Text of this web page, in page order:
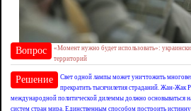
Вопрос
«Момент нужно будет использовать»:
территорий
Решение
Свет одной лампы может уничтожить
прекратить тысячилетия страданий. Жан-Жак
международной политической дилеммы должно основываться
систем стран мира. Единственным способом построить